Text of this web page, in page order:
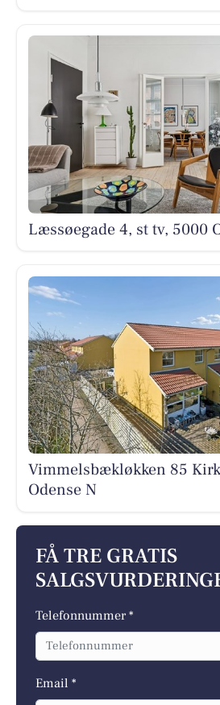
Læssøegade 4, st tv, 5000
Vimmelsbækløkken 85
Odense N
FÅ TRE GRATIS
Telefonnummer *
Email *